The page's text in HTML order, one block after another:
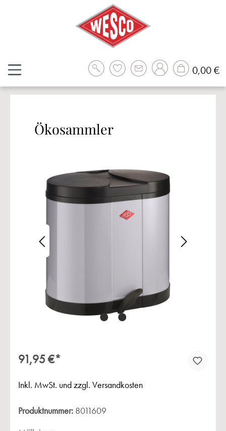
0,00 €
Ökosammler
Bildergalerie überspringen
91,95 €*
Inkl. MwSt. und zzgl. Versandkosten
Produktnummer: 8011609